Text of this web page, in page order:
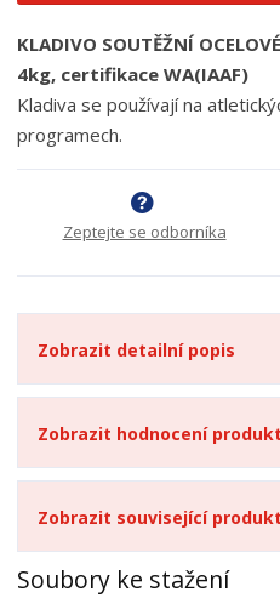
KLADIVO SOUTĚŽNÍ
4kg, certifikace WA(IAAF)
Kladiva se používají na
programech.
Zeptejte se odborníka
Zobrazit detailní popis
Zobrazit hodnocení
Zobrazit související
Soubory ke stažení